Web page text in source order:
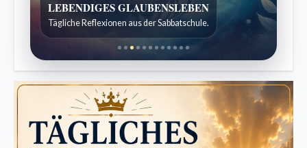
Bibelgeschichten zum Staunen
Kindergeschichten für 7 bis 12 Jahre.